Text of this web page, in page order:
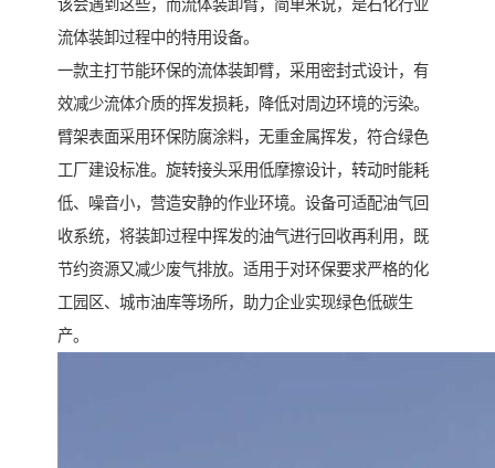
该会遇到这些，而流体装卸臂，简单来说，是石化行业
流体装卸过程中的特用设备。
一款主打节能环保的流体装卸臂，采用密封式设计，有
效减少流体介质的挥发损耗，降低对周边环境的污染。
臂架表面采用环保防腐涂料，无重金属挥发，符合绿色
工厂建设标准。旋转接头采用低摩擦设计，转动时能耗
低、噪音小，营造安静的作业环境。设备可适配油气回
收系统，将装卸过程中挥发的油气进行回收再利用，既
节约资源又减少废气排放。适用于对环保要求严格的化
工园区、城市油库等场所，助力企业实现绿色低碳生
产。